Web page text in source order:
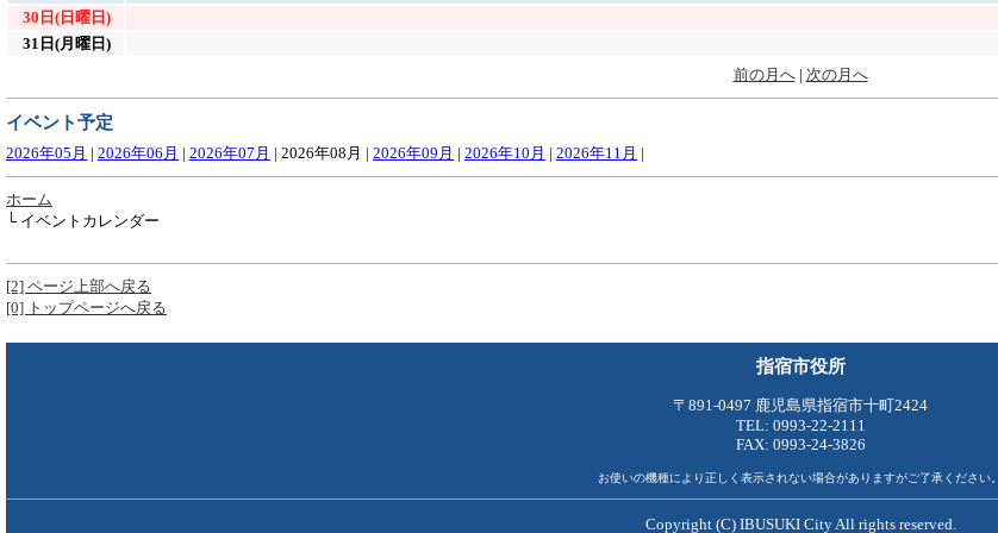
30日(日曜日)
31日(月曜日)
前の月へ| 次の月へ
イベント予定
2026年05月 | 2026年06月 | 2026年07月 | 2026年08月 | 2026年09月 | 2026年10月 | 2026年11月 |
ホーム
└ イベントカレンダー
[2] ページ上部へ戻る
[0] トップページへ戻る
指宿市役所
〒891-0497 鹿児島県指宿市十町2424
TEL: 0993-22-2111
FAX: 0993-24-3826
お使いの機種により正しく表示されない場合がありますがご了承ください。
Copyright (C) IBUSUKI City All rights reserved.